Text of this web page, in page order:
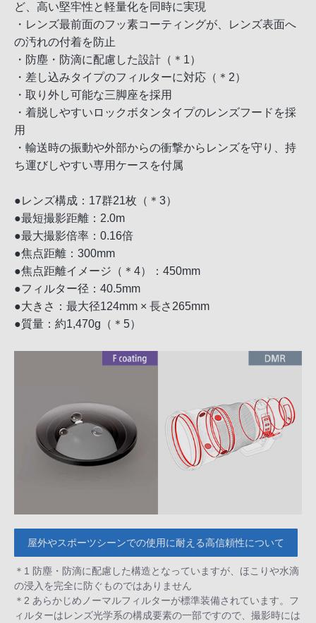
ど、高い堅牢性と軽量化を同時に実現
・レンズ最前面のフッ素コーティングが、レンズ表面へ
の汚れの付着を防止
・防塵・防滴に配慮した設計（＊1）
・差し込みタイプのフィルターに対応（＊2）
・取り外し可能な三脚座を採用
・着脱しやすいロックボタンタイプのレンズフードを採
用
・輸送時の振動や外部からの衝撃からレンズを守り、持
ち運びしやすい専用ケースを付属
●レンズ構成：17群21枚（＊3）
●最短撮影距離：2.0m
●最大撮影倍率：0.16倍
●焦点距離：300mm
●焦点距離イメージ（＊4）：450mm
●フィルター径：40.5mm
●大きさ：最大径124mm × 長さ265mm
●質量：約1,470g（＊5）
屋外やスポーツシーンでの使用に耐える高信頼性について
＊1 防塵・防滴に配慮した構造となっていますが、ほこりや水滴
の浸入を完全に防ぐものではありません
＊2 あらかじめノーマルフィルターが標準装備されています。フ
ィルターはレンズ光学系の構成要素の一部ですので、撮影時には